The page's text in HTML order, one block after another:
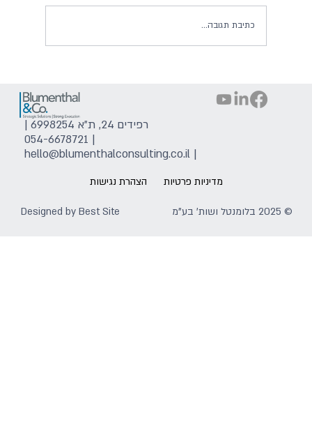
כתיבת תגובה...
מדיניות פרטיות הצהרת נגישות
רפידים 24, ת"א 6998254 |
|
054-6678721
|
hello@blumenthalconsulting.co.il
© 2025 בלומנטל ושות' בע"מ Designed byBest Site